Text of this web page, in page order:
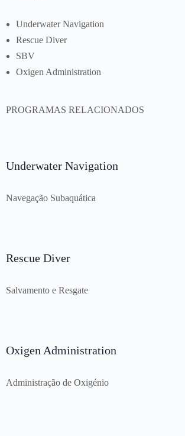
Underwater Navigation
Rescue Diver
SBV
Oxigen Administration
PROGRAMAS RELACIONADOS
Underwater Navigation
Navegação Subaquática
Rescue Diver
Salvamento e Resgate
Oxigen Administration
Administração de Oxigénio